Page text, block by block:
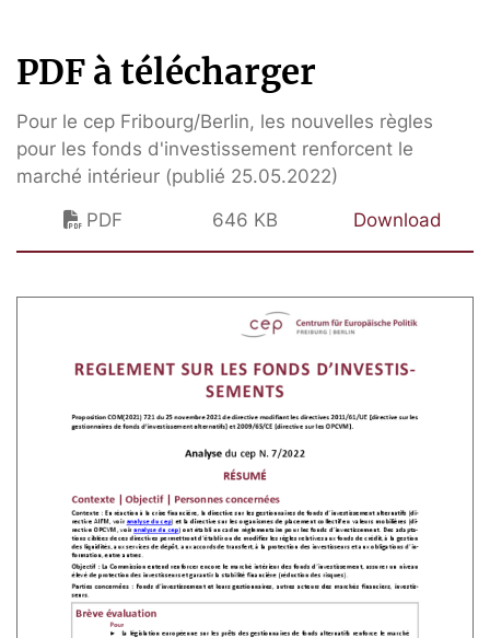
PDF à télécharger
Pour le cep Fribourg/Berlin, les nouvelles règles
pour les fonds d'investissement renforcent le
marché intérieur (publié 25.05.2022)
PDF
646 KB Download